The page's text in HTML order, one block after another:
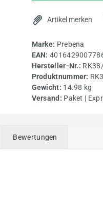
Artikel merken
Marke: Prebena
EAN:
Hersteller-Nr.:
Produktnummer:
Gewicht: 14.98 kg
Versand: Paket |
Bewertungen